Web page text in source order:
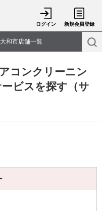
ログイン 新規会員登録
大和市店舗一覧
コンクリーニン
ビスを探す（サ